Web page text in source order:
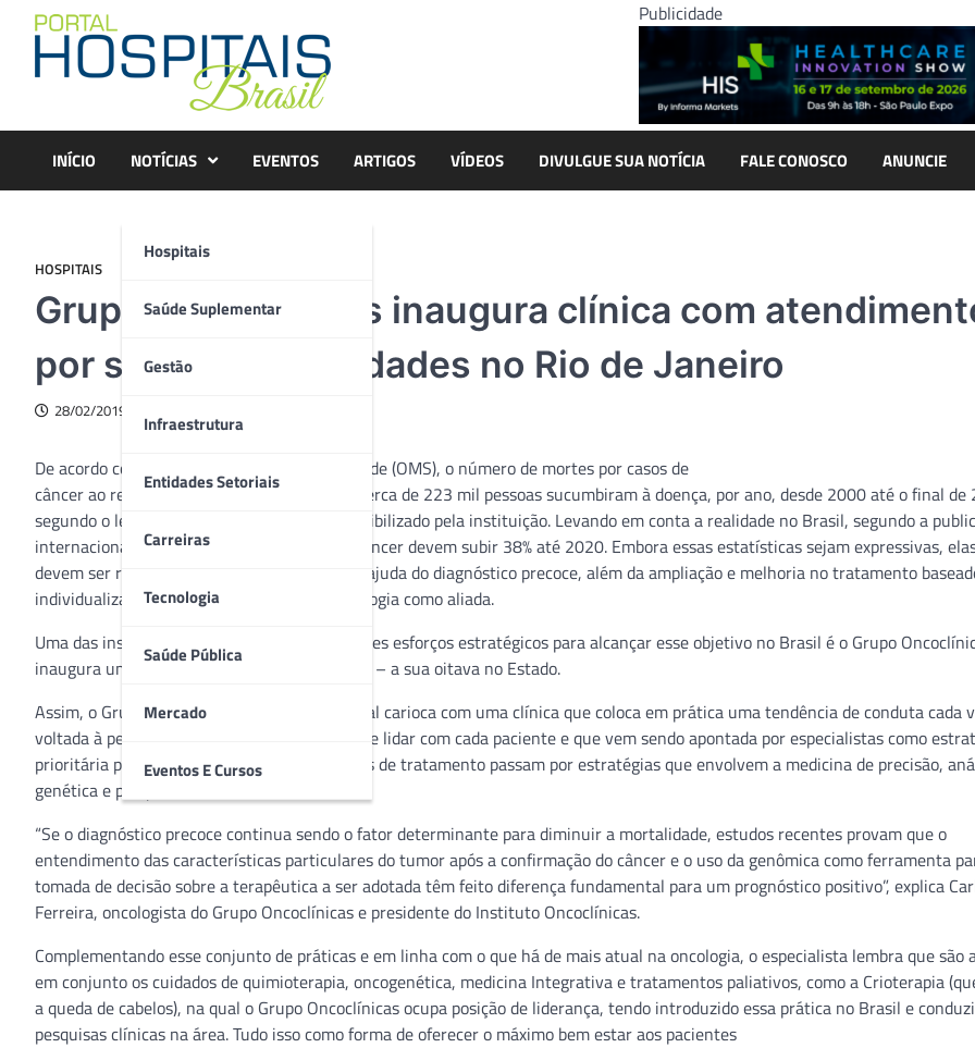
content
Publicidade
INÍCIO NOTÍCIAS
Hospitais
Saúde Suplementar
Gestão
Infraestrutura
Entidades Setoriais
Carreiras
Tecnologia
Saúde Pública
Mercado
Eventos E Cursos
EVENTOS ARTIGOS VÍDEOS DIVULGUE SUA NOTÍCIA FALE CONOSCO ANUNCIE
HOSPITAIS
Grupo Oncoclínicas inaugura clínica com
por supraespecialidades no Rio de Janeiro
28/02/2019
De acordo com a Organização Mundial de Saúde (OMS), o número de mortes por casos de
câncer ao redor do planeta vem avançando: cerca de 223 mil pessoas sucumbiram à doença, por ano, desde 2000 até o final de
segundo o levantamento mais recente disponibilizado pela instituição. Levando em conta a realidade no Brasil, segundo a
internacional Lancet Oncology, os casos de câncer devem subir 38% até 2020. Embora essas estatísticas sejam expressivas,
devem ser reduzidas significativamente com ajuda do diagnóstico precoce, além da ampliação e melhoria no tratamento
individualização das condutas e uso da tecnologia como aliada.
Uma das instituições que tem investido grandes esforços estratégicos para alcançar esse objetivo no Brasil é o Grupo
inaugura uma nova unidade no Rio de Janeiro – a sua oitava no Estado.
Assim, o Grupo reforça sua presença na capital carioca com uma clínica que coloca em prática uma tendência de conduta cada
voltada à perspectiva humanizada na forma de lidar com cada paciente e que vem sendo apontada por especialistas como
prioritária para vencer a doença. As definições de tratamento passam por estratégias que envolvem a medicina de precisão,
genética e pesquisas científicas.
“Se o diagnóstico precoce continua sendo o fator determinante para diminuir a mortalidade, estudos recentes provam que o
entendimento das características particulares do tumor após a confirmação do câncer e o uso da genômica como ferramenta
tomada de decisão sobre a terapêutica a ser adotada têm feito diferença fundamental para um prognóstico positivo”, explica
Ferreira, oncologista do Grupo Oncoclínicas e presidente do Instituto Oncoclínicas.
Complementando esse conjunto de práticas e em linha com o que há de mais atual na oncologia, o especialista lembra que são
em conjunto os cuidados de quimioterapia, oncogenética, medicina Integrativa e tratamentos paliativos, como a Crioterapia
a queda de cabelos), na qual o Grupo Oncoclínicas ocupa posição de liderança, tendo introduzido essa prática no Brasil e
pesquisas clínicas na área. Tudo isso como forma de oferecer o máximo bem estar aos pacientes